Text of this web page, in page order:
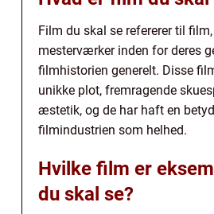
Film du skal se refererer til
mesterværker inden for deres
filmhistorien generelt. Disse
unikke plot, fremragende
æstetik, og de har haft en
filmindustrien som helhed.
Hvilke film er
du skal se?